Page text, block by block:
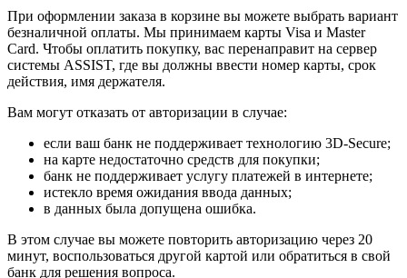
При оформлении заказа в корзине вы можете выбрать вариант
безналичной оплаты. Мы принимаем карты Visa и Master
Card. Чтобы оплатить покупку, вас перенаправит на сервер
системы ASSIST, где вы должны ввести номер карты, срок
действия, имя держателя.
Вам могут отказать от авторизации в случае:
если ваш банк не поддерживает технологию 3D-Secure;
на карте недостаточно средств для покупки;
банк не поддерживает услугу платежей в интернете;
истекло время ожидания ввода данных;
в данных была допущена ошибка.
В этом случае вы можете повторить авторизацию через 20
минут, воспользоваться другой картой или обратиться в свой
банк для решения вопроса.